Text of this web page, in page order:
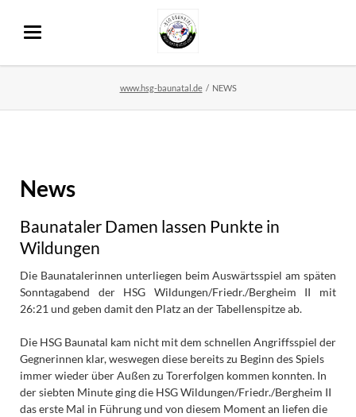
www.hsg-baunatal.de NEWS
News
Baunataler Damen lassen Punkte in
Wildungen
Die Baunatalerinnen unterliegen beim Auswärtsspiel am späten
Sonntagabend der HSG Wildungen/Friedr./Bergheim II mit
26:21 und geben damit den Platz an der Tabellenspitze ab.
Die HSG Baunatal kam nicht mit dem schnellen Angriffsspiel der
Gegnerinnen klar, weswegen diese bereits zu Beginn des Spiels
immer wieder über Außen zu Torerfolgen kommen konnten. In
der siebten Minute ging die HSG Wildungen/Friedr./Bergheim II
das erste Mal in Führung und von diesem Moment an liefen die